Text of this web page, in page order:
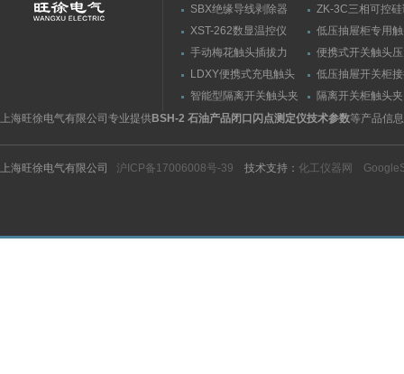
SBX绝缘导线剥除器
ZK-3C三相可控
触发器
XST-262数显温控仪
低压抽屉柜专用
力测量仪套装
手动梅花触头插拔力
（推拉力）测量仪
便携式开关触头
（夹紧力）测量仪
LDXY便携式充电触头
（指）夹紧力测量仪
低压抽屉开关柜
触头（夹紧力）
智能型隔离开关触头夹
紧力测试仪
隔离开关柜触头
测试仪/精度传感
上海旺徐电气有限公司专业提供BSH-2 石油产品闭口闪点测定仪技术参数等产品信
上海旺徐电气有限公司 沪ICP备17006008号-39 技术支持： 化工仪器网